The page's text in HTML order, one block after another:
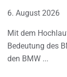
6. August 2026
Mit dem
Bedeutung des
den BMW